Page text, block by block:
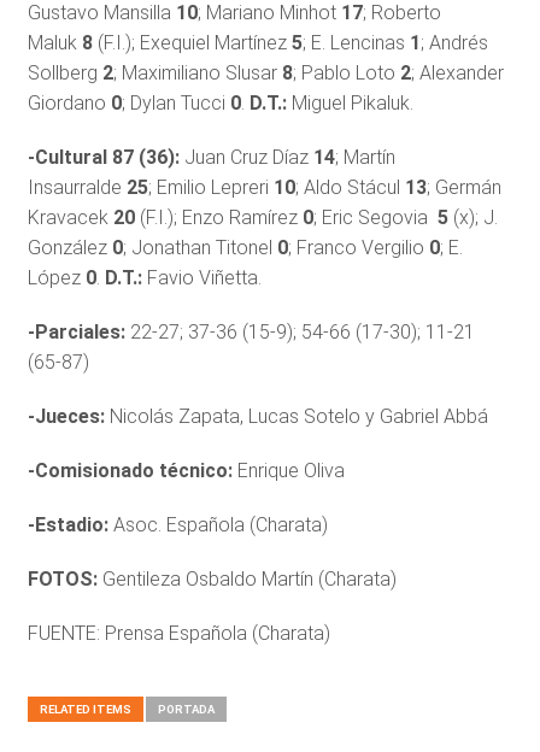
Gustavo Mansilla 10; Mariano Minhot 17; Roberto
Maluk 8(F.I.); Exequiel Martínez 5; E. Lencinas 1 ; Andrés
Sollberg 2; Maximiliano Slusar 8; Pablo Loto 2; Alexander
Giordano 0; Dylan Tucci 0. D.T.:Miguel Pikaluk.
-Cultural 87 (36):Juan Cruz Díaz 14; Martín
Insaurralde 25; Emilio Lepreri 10; Aldo Stácul 13; Germán
Kravacek 20(F.I.); Enzo Ramírez 0; Eric Segovia 5(x); J.
González 0; Jonathan Titonel 0; Franco Vergilio 0; E.
López 0. D.T.:Favio Viñetta.
-Parciales:22-27; 37-36 (15-9); 54-66 (17-30); 11-21
(65-87)
-Jueces:Nicolás Zapata, Lucas Sotelo y Gabriel Abbá
-Comisionado técnico:Enrique Oliva
-Estadio:Asoc. Española (Charata)
FOTOS:Gentileza Osbaldo Martín (Charata)
FUENTE: Prensa Española (Charata)
RELATED ITEMS PORTADA